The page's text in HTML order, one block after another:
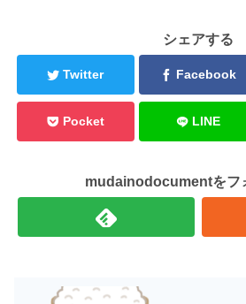
シェアする
Twitter Facebook
Pocket LINE
mudainodocumentをフ